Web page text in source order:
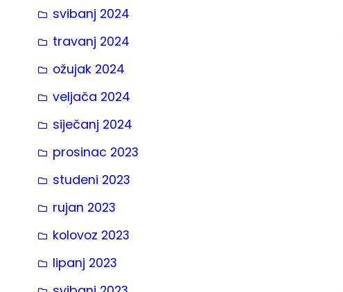
svibanj 2024
travanj 2024
ožujak 2024
veljača 2024
siječanj 2024
prosinac 2023
studeni 2023
rujan 2023
kolovoz 2023
lipanj 2023